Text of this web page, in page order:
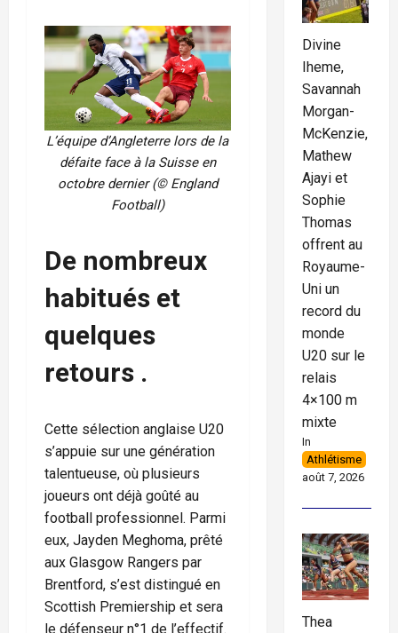
L’équipe d’Angleterre lors de la
défaite face à la Suisse en
octobre dernier (© England
Football)
De nombreux
habitués et
quelques
retours .
Cette sélection anglaise U20
s’appuie sur une génération
talentueuse, où plusieurs
joueurs ont déjà goûté au
football professionnel. Parmi
eux, Jayden Meghoma, prêté
aux Glasgow Rangers par
Brentford, s’est distingué en
Scottish Premiership et sera
le défenseur n°1 de l’effectif.
Divine
Iheme,
Savannah
Morgan-
McKenzie,
Mathew
Ajayi et
Sophie
Thomas
offrent au
Royaume-
Uni un
record du
monde
U20 sur le
relais
4×100 m
mixte
In
Athlétisme
août 7, 2026
Thea